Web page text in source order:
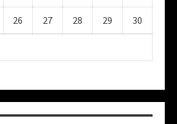
26 27 28 29 30